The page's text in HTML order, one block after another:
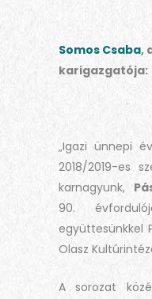
Somos Csaba,
karigazgatója:
„Igazi ünnepi
2018/2019-es
karnagyunk,
90.
együttesünkkel
Olasz
A sorozat